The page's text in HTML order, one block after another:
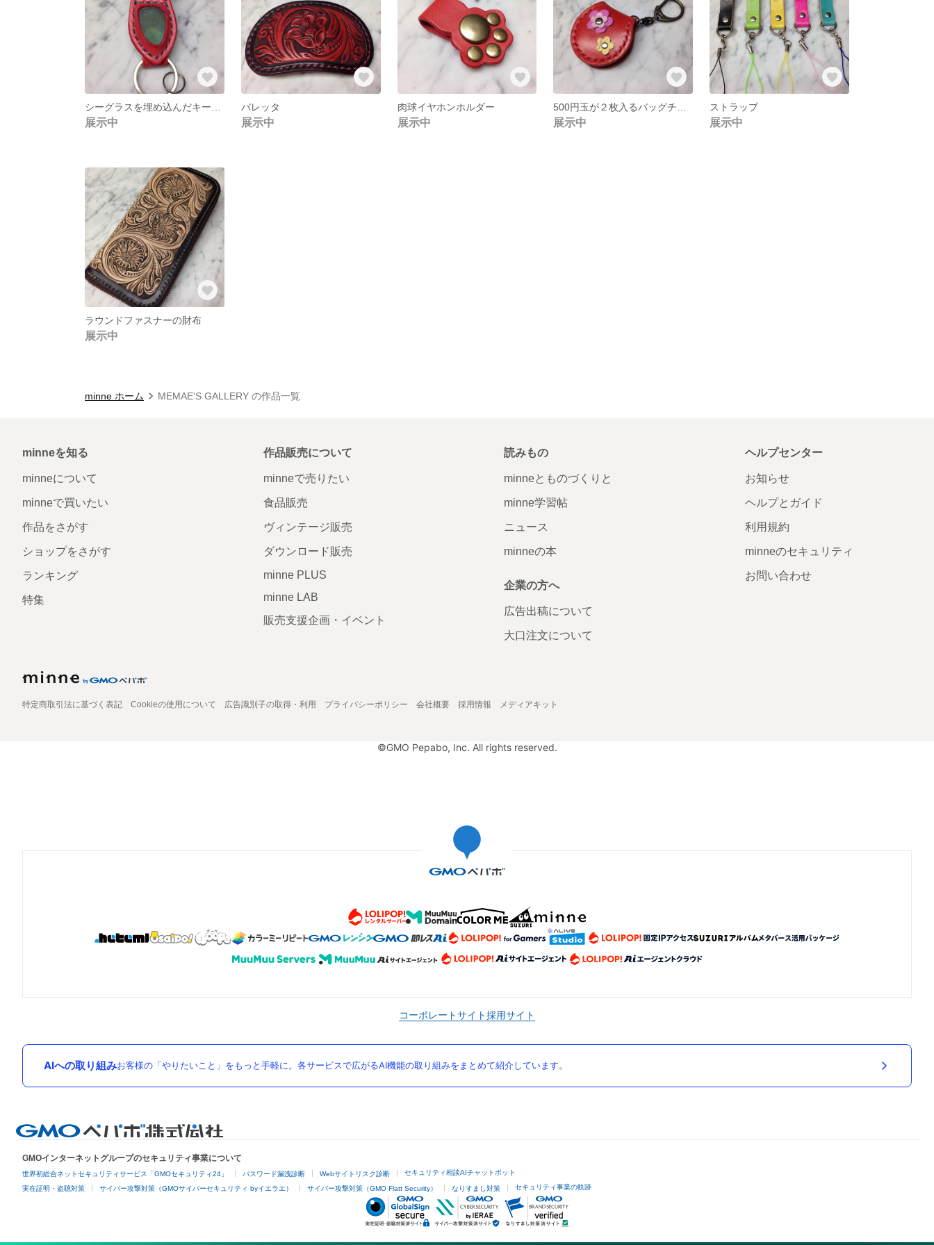
展示中
バレッタ
展示中
肉球イヤホンホルダー
展示中 展示中
ストラップ
展示中
ラウンドファスナーの財布
展示中
minne ホーム MEMAE'S GALLERY の作品一覧
minneを知る
minneについて
minneで買いたい
作品をさがす
ショップをさがす
ランキング
特集
作品販売について
minneで売りたい
食品販売
ヴィンテージ販売
ダウンロード販売
minne PLUS
minne LAB
販売支援企画・イベント
読みもの
minneとものづくりと
minne学習帖
ニュース
minneの本
企業の方へ
広告出稿について
大口注文について
ヘルプセンター
お知らせ
ヘルプとガイド
利用規約
minneのセキュリティ
お問い合わせ
特定商取引法に基づく表記 Cookieの使用について 広告識別子の取得・利用 プライバシーポリシー 会社概要 採用情報 メディアキット
©GMO Pepabo, Inc. All rights reserved.
コーポレートサイト採用サイト
AIへの取り組みお客様の「やりたいこと」をもっと手軽に。各サービスで広がるAI機能の取り組みをまとめて紹介しています。
GMOインターネットグループのセキュリティ事業について
世界初総合ネットセキュリティサービス「GMOセキュリティ24」 パスワード漏洩診断 Webサイトリスク診断 セキュリティ相談AIチャットボット
実在証明・盗聴対策 サイバー攻撃対策（GMOサイバーセキュリティ byイエラエ） サイバー攻撃対策（GMO Flatt Security） なりすまし対策 セキュリティ事業の軌跡